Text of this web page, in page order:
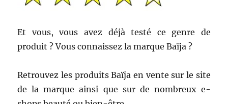
Et vous, vous avez déjà testé ce genre de
produit ? Vous connaissez la marque Baïja ?
Retrouvez les produits Baïja en vente sur le site
de la marque ainsi que sur de nombreux e-